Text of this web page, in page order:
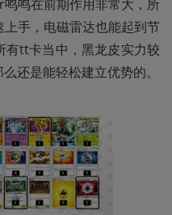
鸣在前期作用非常大，所
手，电磁雷达也能起到节
有tt卡当中，黑龙皮实力较
还是能轻松建立优势的。